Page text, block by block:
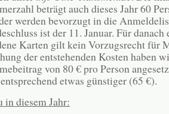
beträgt auch dieses Jahr 60
werden bevorzugt in die
ist der 11. Januar. Für danach
Karten gilt kein Vorzugsrecht für
der entstehenden Kosten haben
von 80 € pro Person
etwas günstiger (65 €).
in diesem Jahr: